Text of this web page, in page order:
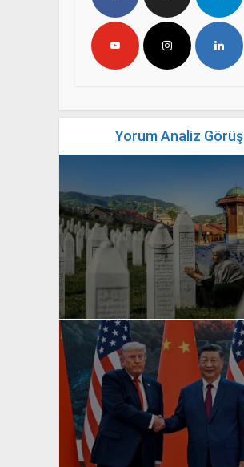
Yorum Analiz Görüş
yazan
Bahri Ak
yazan
Bahri Ak